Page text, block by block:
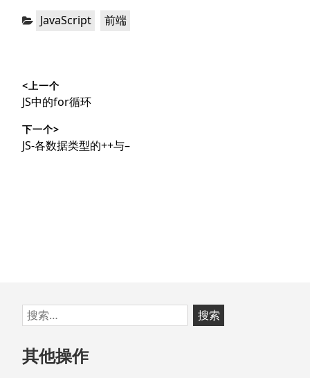
分
JavaScript ，
前端
章
导
航
<上一个
上
文
章：
JS中的for循环
下一个>
下
JS-各数据类型的++与–
跳
至
页
脚
搜
索：
其他操作